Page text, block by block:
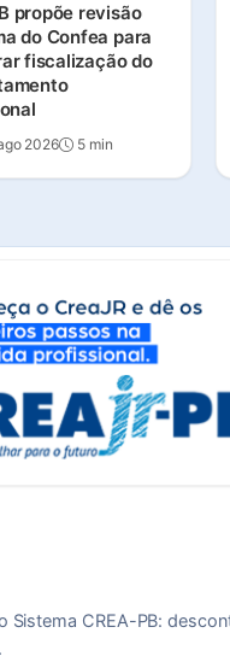
propõe revisão
do Confea para
fiscalização do
2026 5 min
CREA-PB: